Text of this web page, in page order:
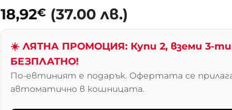
18,92€ (37.00 лв.)
☀️ ЛЯТНА ПРОМОЦИЯ: Купи 2, вземи 3-ти
БЕЗПЛАТНО!
По-евтиният е подарък. Офертата се
автоматично в кошницата.